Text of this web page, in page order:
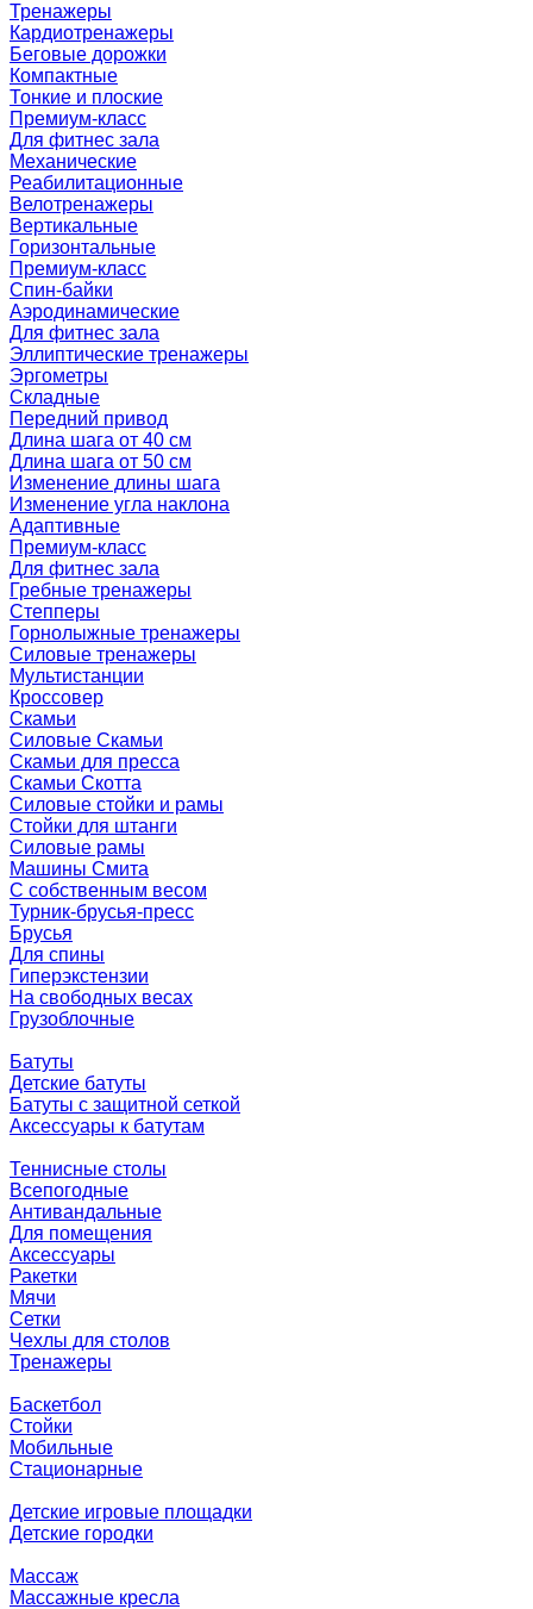
Тренажеры
Кардиотренажеры
Беговые дорожки
Компактные
Тонкие и плоские
Премиум-класс
Для фитнес зала
Механические
Реабилитационные
Велотренажеры
Вертикальные
Горизонтальные
Премиум-класс
Спин-байки
Аэродинамические
Для фитнес зала
Эллиптические тренажеры
Эргометры
Складные
Передний привод
Длина шага от 40 см
Длина шага от 50 см
Изменение длины шага
Изменение угла наклона
Адаптивные
Премиум-класс
Для фитнес зала
Гребные тренажеры
Степперы
Горнолыжные тренажеры
Силовые тренажеры
Мультистанции
Кроссовер
Скамьи
Силовые Скамьи
Скамьи для пресса
Скамьи Скотта
Силовые стойки и рамы
Стойки для штанги
Силовые рамы
Машины Смита
C собственным весом
Турник-брусья-пресс
Брусья
Для спины
Гиперэкстензии
На свободных весах
Грузоблочные
Батуты
Детские батуты
Батуты с защитной сеткой
Аксессуары к батутам
Теннисные столы
Всепогодные
Антивандальные
Для помещения
Аксессуары
Ракетки
Мячи
Сетки
Чехлы для столов
Тренажеры
Баскетбол
Стойки
Мобильные
Стационарные
Детские игровые площадки
Детские городки
Массаж
Массажные кресла